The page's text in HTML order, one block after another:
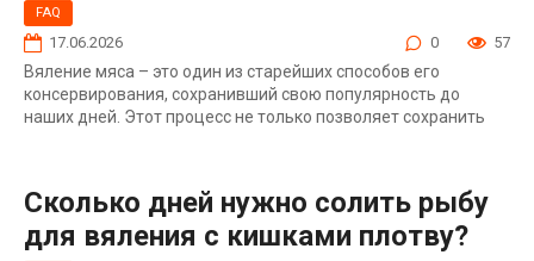
FAQ
17.06.2026 0 57
Вяление мяса – это один из старейших способов его
консервирования, сохранивший свою популярность до
наших дней. Этот процесс не только позволяет сохранить
Сколько дней нужно солить рыбу
для вяления с кишками плотву?